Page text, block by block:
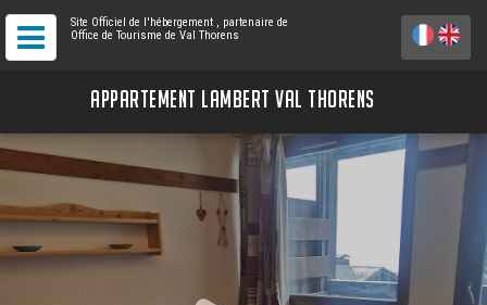
Site Officiel de l'hébergement , partenaire de
Office de Tourisme de Val Thorens
APPARTEMENT LAMBERT VAL THORENS